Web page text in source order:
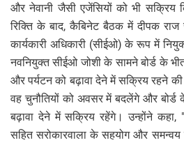
और नेवानी जैसी एजेंसियों को भी सक्रिय
रिक्ति के बाद, कैबिनेट बैठक में दीपक राज
कार्यकारी अधिकारी (सीईओ) के रूप में
नवनियुक्त सीईओ जोशी के सामने बोर्ड के
और पर्यटन को बढ़ावा देने में सक्रिय रहने
वह चुनौतियों को अवसर में बदलेंगे और बोर्ड
बढ़ावा देने में सक्रिय रहेंगे। उन्होंने कहा,
सहित सरोकारवाला के सहयोग और समन्वय